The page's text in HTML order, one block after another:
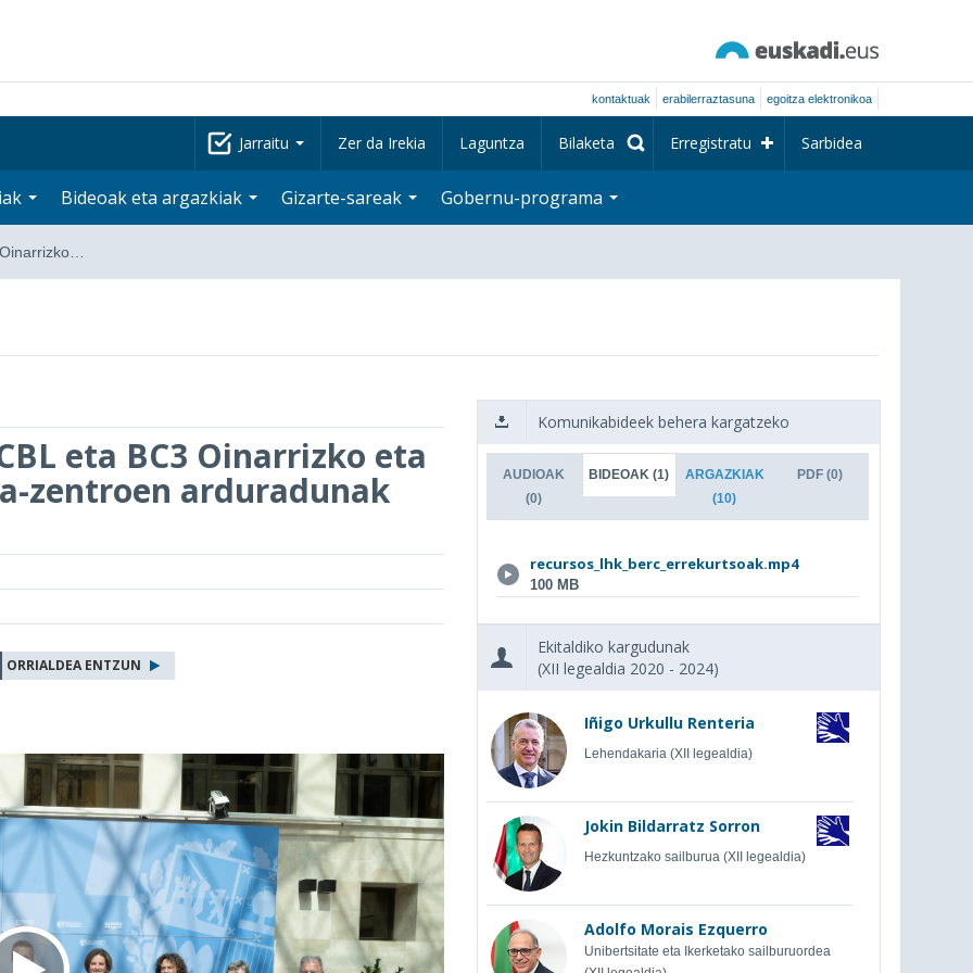
kontaktuak erabilerraztasuna egoitza elektronikoa
Jarraitu Zer da Irekia Laguntza Bilaketa Erregistratu Sarbidea
Bideoak eta argazkiak Gizarte-sareak Gobernu-programa
eta BC3 Oinarrizko eta
zentroen arduradunak
ORRIALDEA ENTZUN
Komunikabideek behera kargatzeko
AUDIOAK
(0)
BIDEOAK (1)
ARGAZKIAK
(10)
PDF (0)
recursos_lhk_berc_errekurtsoak.mp4
100 MB
Ekitaldiko kargudunak
(XII legealdia 2020 - 2024)
Iñigo Urkullu Renteria
Lehendakaria (XII legealdia)
Jokin Bildarratz Sorron
Hezkuntzako sailburua (XII legealdia)
Adolfo Morais Ezquerro
Unibertsitate eta Ikerketako sailburuordea